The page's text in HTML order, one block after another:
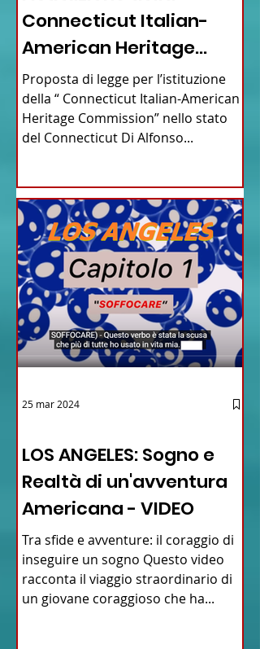
Connecticut Italian-
American Heritage
Commission” nello stato
del Connecticut
Proposta di legge per l’istituzione
della “ Connecticut Italian-American
Heritage Commission” nello stato
del Connecticut Di Alfonso...
LOS ANGELES: Sogno e
Realtà di un'avventura
Americana - VIDEO
Tra sfide e avventure: il coraggio di
inseguire un sogno Questo video
racconta il viaggio straordinario di
un giovane coraggioso che ha...
25 mar 2024